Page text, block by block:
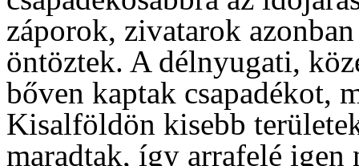
záporok, zivatarok
öntöztek. A délnyugati,
bőven kaptak csapadékot,
Kisalföldön kisebb
maradtak, így arrafelé igen